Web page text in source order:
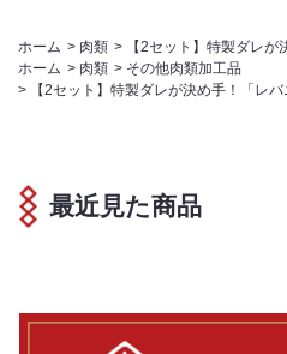
ホーム > 肉類 >
【2セット】特製ダレ
ホーム > 肉類 > その他肉類加工品
>
【2セット】特製ダレが決め手！「レ
最近見た商品